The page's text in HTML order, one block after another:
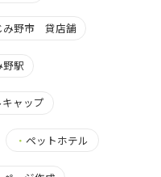
み野市 貸店舗
野駅
ャップ
・ペットホテル